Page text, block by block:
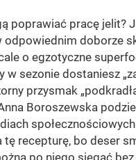
poprawiać pracę jelit?
odpowiednim doborze
o egzotyczne
w sezonie dostaniesz
przysmak
Boroszewska
tę recepturę, bo deser